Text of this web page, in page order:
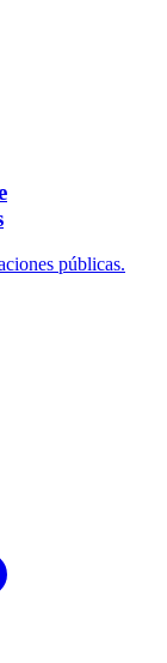
públicas.